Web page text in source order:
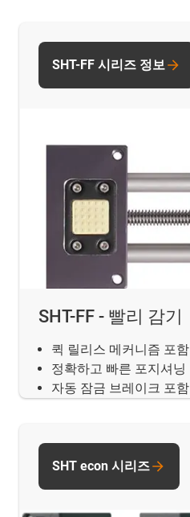
SHT-FF - 빨리 감기
퀵 릴리스 메커니즘 포함
정확하고 빠른 포지셔닝
자동 잠금 브레이크 포함
SHT-FF 시리즈 정보
SHT econ 시리즈